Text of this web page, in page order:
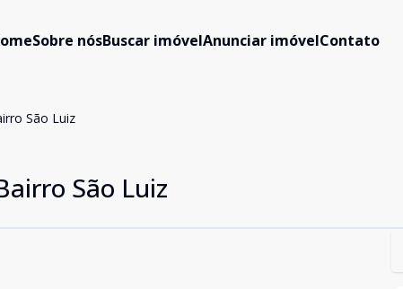
Sobre nósBuscar imóvelAnunciar imóvelContato
São Luiz
São Luiz